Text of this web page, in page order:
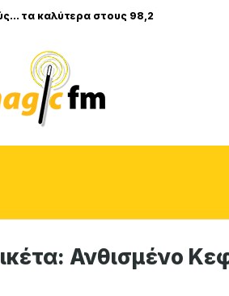
τα καλύτερα στους 98,2
Ανθισμένο